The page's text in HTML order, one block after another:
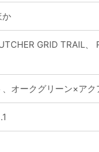
か
GRID TRAIL、
オークグリーン×アク